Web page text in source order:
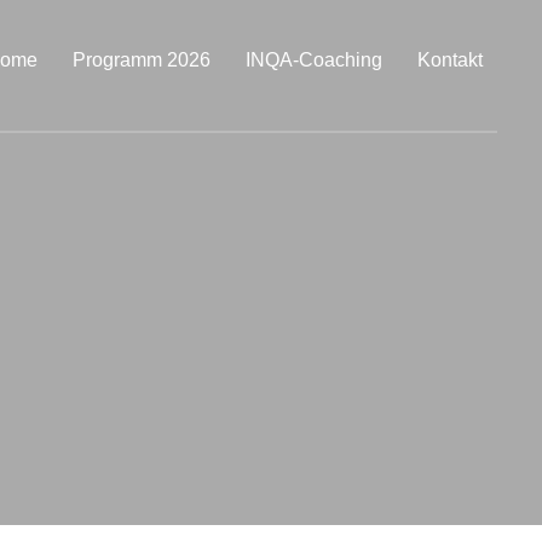
Programm 2026 INQA-Coaching Kontakt